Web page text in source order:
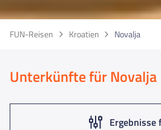
FUN-Reisen Kroatien Novalja
Unterkünfte für Novalja
Ergebnisse